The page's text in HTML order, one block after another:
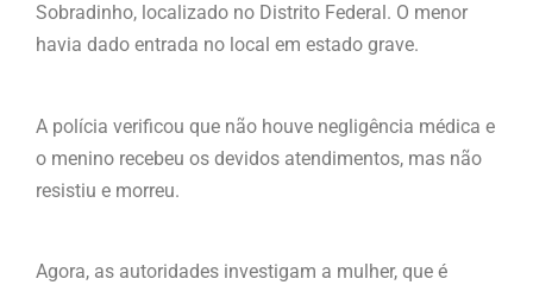
Sobradinho, localizado no Distrito Federal. O menor
havia dado entrada no local em estado grave.
A polícia verificou que não houve negligência médica e
o menino recebeu os devidos atendimentos, mas não
resistiu e morreu.
Agora, as autoridades investigam a mulher, que é